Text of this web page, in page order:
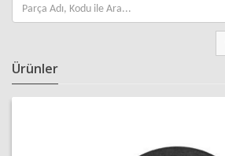
Ürünler